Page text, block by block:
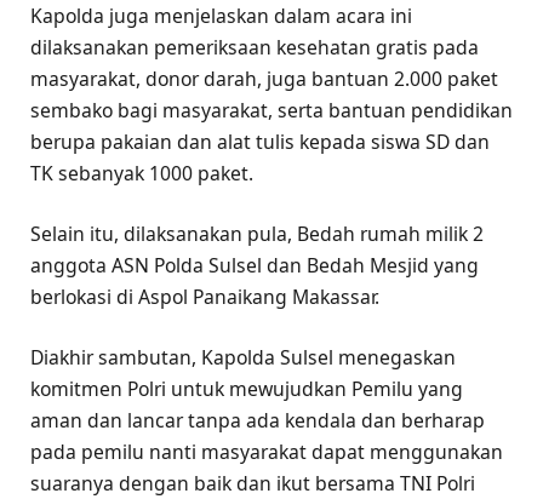
Kapolda juga menjelaskan dalam acara ini
dilaksanakan pemeriksaan kesehatan gratis pada
masyarakat, donor darah, juga bantuan 2.000 paket
sembako bagi masyarakat, serta bantuan pendidikan
berupa pakaian dan alat tulis kepada siswa SD dan
TK sebanyak 1000 paket.
Selain itu, dilaksanakan pula, Bedah rumah milik 2
anggota ASN Polda Sulsel dan Bedah Mesjid yang
berlokasi di Aspol Panaikang Makassar.
Diakhir sambutan, Kapolda Sulsel menegaskan
komitmen Polri untuk mewujudkan Pemilu yang
aman dan lancar tanpa ada kendala dan berharap
pada pemilu nanti masyarakat dapat menggunakan
suaranya dengan baik dan ikut bersama TNI Polri